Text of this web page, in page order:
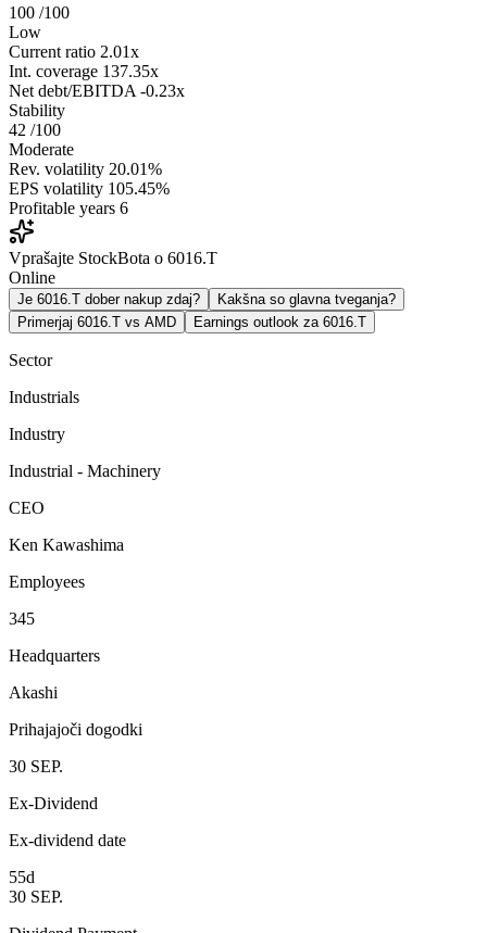
100 /100
Low
Current ratio 2.01x
Int. coverage 137.35x
Net debt/EBITDA -0.23x
Stability
42 /100
Moderate
Rev. volatility 20.01%
EPS volatility 105.45%
Profitable years 6
Vprašajte StockBota o 6016.T
Online
Je 6016.T dober nakup zdaj?
Kakšna so glavna tveganja?
Primerjaj 6016.T vs AMD
Earnings outlook za 6016.T
Sector
Industrials
Industry
Industrial - Machinery
CEO
Ken Kawashima
Employees
345
Headquarters
Akashi
Prihajajoči dogodki
30 SEP.
Ex-Dividend
Ex-dividend date
55d
30 SEP.